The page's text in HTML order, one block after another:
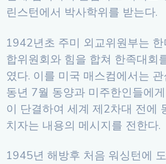
린스턴에서 박사학위를 받는다.
1942년초 주미 외교위원부는 한
합위원회와 힘을 합쳐 한족대회
였다. 이를 미국 매스컴에서는
동년 7월 동양과 미주한인들에
이 단결하여 세계 제2차대 전에
치자는 내용의 메시지를 전한다.
1945년 해방후 처음 워싱턴에